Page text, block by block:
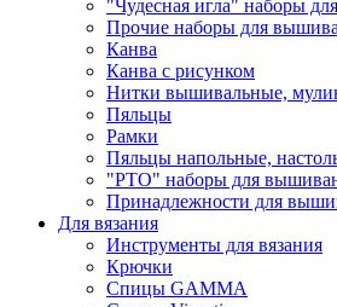
"Чудесная игла" наборы
Прочие наборы для
Канва
Канва с рисунком
Нитки вышивальные,
Пяльцы
Рамки
Пяльцы напольные,
"РТО" наборы для
Принадлежности для
Для вязания
Инструменты для вязания
Крючки
Спицы GAMMA